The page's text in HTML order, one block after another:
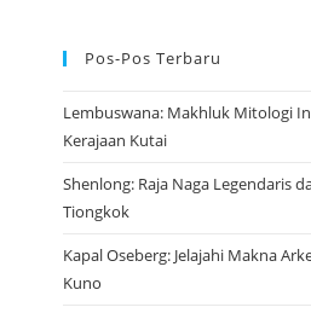
Pos-Pos Terbaru
Lembuswana: Makhluk Mitologi
Kerajaan Kutai
Shenlong: Raja Naga Legendaris
Tiongkok
Kapal Oseberg: Jelajahi Makna
Kuno